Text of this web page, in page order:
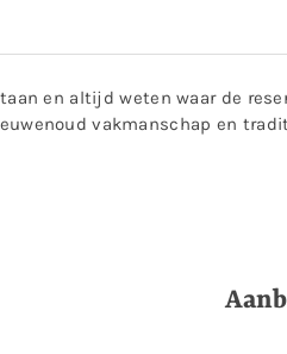
en altijd weten waar de
vakmanschap en